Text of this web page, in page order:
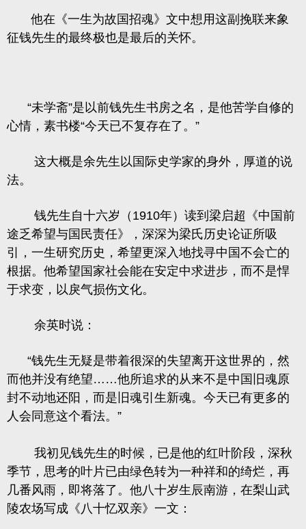
他在《一生为故国招魂》文中想用这副挽联来象
征钱先生的最终极也是最后的关怀。
“未学斋”是以前钱先生书房之名，是他苦学自修的
心情，素书楼“今天已不复存在了。”
这大概是余先生以国际史学家的身外，厚道的说
法。
钱先生自十六岁（1910年）读到梁启超《中国前
途乏希望与国民责任》，深深为梁氏历史论证所吸
引，一生研究历史，希望更深入地找寻中国不会亡的
根据。他希望国家社会能在安定中求进步，而不是悍
于求变，以戾气损伤文化。
余英时说：
“钱先生无疑是带着很深的失望离开这世界的，然
而他并没有绝望……他所追求的从来不是中国旧魂原
封不动地还阳，而是旧魂引生新魂。今天已有更多的
人会同意这个看法。”
我初见钱先生的时候，已是他的红叶阶段，深秋
季节，思考的叶片已由绿色转为一种祥和的绮烂，再
几番风雨，即将落了。他八十岁生辰南游，在梨山武
陵农场写成《八十忆双亲》一文：